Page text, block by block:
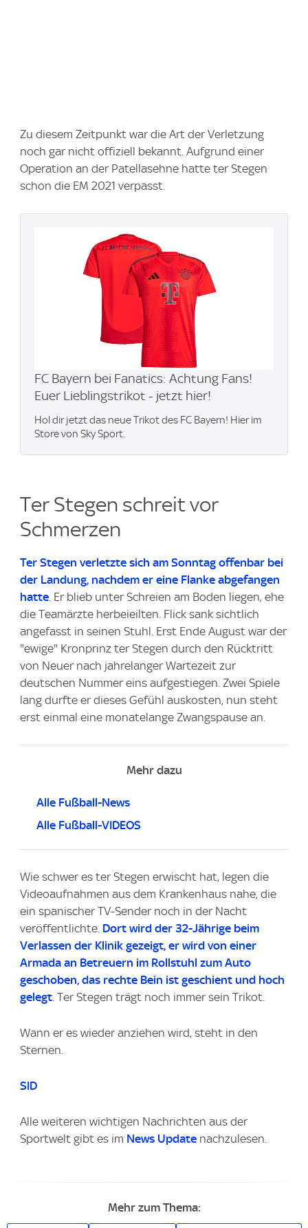
Zu diesem Zeitpunkt war die Art der Verletzung
noch gar nicht offiziell bekannt. Aufgrund einer
Operation an der Patellasehne hatte ter Stegen
schon die EM 2021 verpasst.
FC Bayern bei Fanatics: Achtung Fans!
Euer Lieblingstrikot - jetzt hier!
Hol dir jetzt das neue Trikot des FC Bayern! Hier im
Store von Sky Sport.
Ter Stegen schreit vor
Schmerzen
Ter Stegen verletzte sich am Sonntag offenbar bei
der Landung, nachdem er eine Flanke abgefangen
hatte. Er blieb unter Schreien am Boden liegen, ehe
die Teamärzte herbeieilten. Flick sank sichtlich
angefasst in seinen Stuhl. Erst Ende August war der
"ewige" Kronprinz ter Stegen durch den Rücktritt
von Neuer nach jahrelanger Wartezeit zur
deutschen Nummer eins aufgestiegen. Zwei Spiele
lang durfte er dieses Gefühl auskosten, nun steht
erst einmal eine monatelange Zwangspause an.
Mehr dazu
Alle Fußball-News
Alle Fußball-VIDEOS
Wie schwer es ter Stegen erwischt hat, legen die
Videoaufnahmen aus dem Krankenhaus nahe, die
ein spanischer TV-Sender noch in der Nacht
veröffentlichte. Dort wird der 32-Jährige beim
Verlassen der Klinik gezeigt, er wird von einer
Armada an Betreuern im Rollstuhl zum Auto
geschoben, das rechte Bein ist geschient und hoch
gelegt. Ter Stegen trägt noch immer sein Trikot.
Wann er es wieder anziehen wird, steht in den
Sternen.
SID
Alle weiteren wichtigen Nachrichten aus der
Sportwelt gibt es im News Update nachzulesen.
Mehr zum Thema: